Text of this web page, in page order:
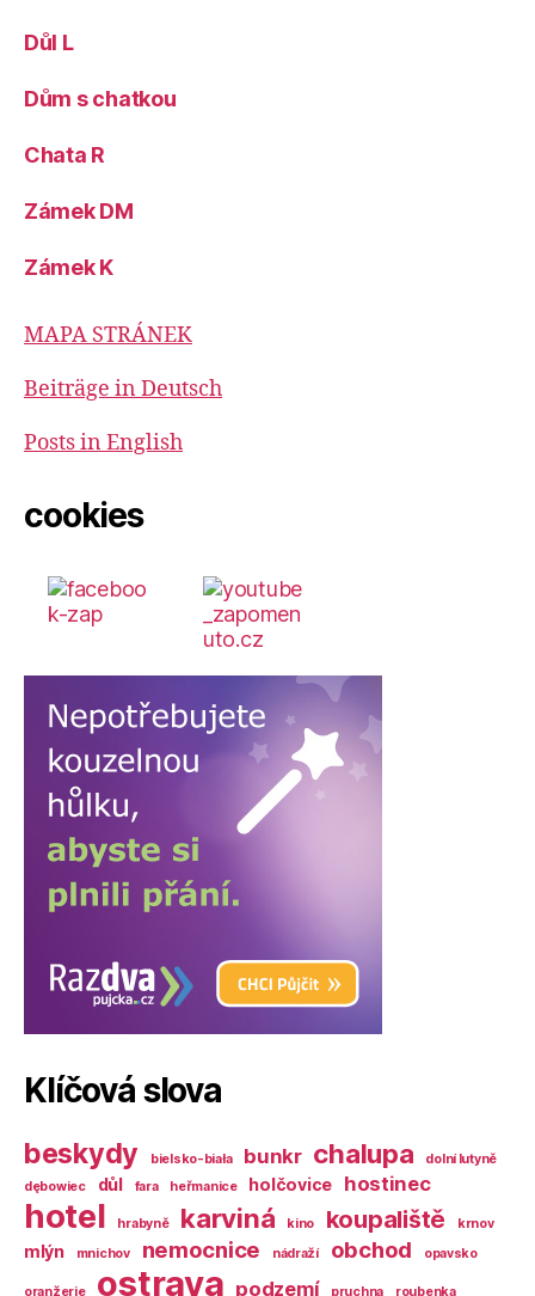
Důl L
Dům s chatkou
Chata R
Zámek DM
Zámek K
MAPA STRÁNEK
Beiträge in Deutsch
Posts in English
cookies
Klíčová slova
beskydy bielsko-biała bunkr chalupa
dolní lutyně
dębowiec
důl fara heřmanice holčovice hostinec
hotel hrabyně karviná kino koupaliště krnov
mlýn mnichov nemocnice nádraží obchod opavsko
oranžerie ostrava podzemí pruchna
roubenka